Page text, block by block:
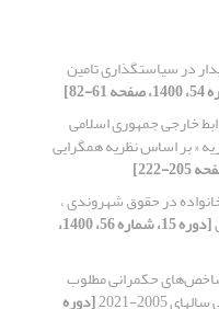
در سیاستگذاری تامین
خارجی جمهوری اسلامی
« بر اساس نظریه همگرایی
در حقوق شهروندی ،
[دوره 15، شماره 56، 1400،
حکمرانی مطلوب
2021 [دوره